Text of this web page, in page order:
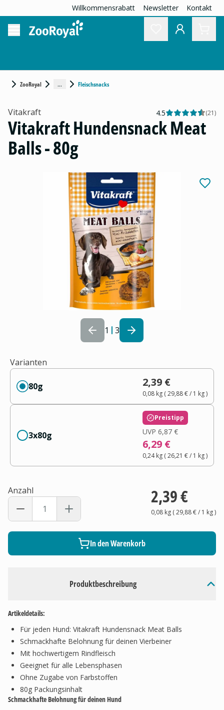
Willkommensrabatt Newsletter Kontakt
ZooRoyal ... Fleischsnacks
1 3
Produktbeschreibung
Artikeldetails:
Für jeden Hund: Vitakraft Hundensnack Meat Balls
Schmackhafte Belohnung für deinen Vierbeiner
Mit hochwertigem Rindfleisch
Geeignet für alle Lebensphasen
Ohne Zugabe von Farbstoffen
80g Packungsinhalt
Schmackhafte Belohnung für deinen Hund
Vitakraft 4.5 (21)
Vitakraft Hundensnack Meat
Balls - 80g
Varianten
80g 2,39 €
0,08 kg(29,88 €/ 1 kg)
3x80g
Preistipp
UVP 6,87 €
6,29 €
0,24 kg(26,21 €/ 1 kg)
Anzahl 2,39 €
0,08 kg(29,88 €/ 1 kg)
In den Warenkorb